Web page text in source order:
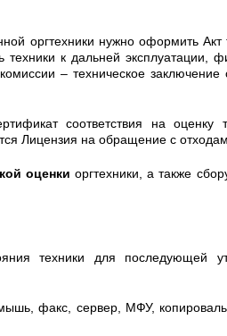
оргтехники нужно оформить Акт
техники к дальней эксплуатации,
– техническое заключение
соответствия на оценку
Лицензия на обращение с
оценки оргтехники, а также
техники для
факс, сервер, МФУ,